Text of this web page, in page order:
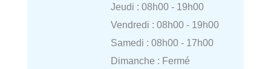
Jeudi : 08h00 - 19h00
Vendredi : 08h00 - 19h00
Samedi : 08h00 - 17h00
Dimanche : Fermé